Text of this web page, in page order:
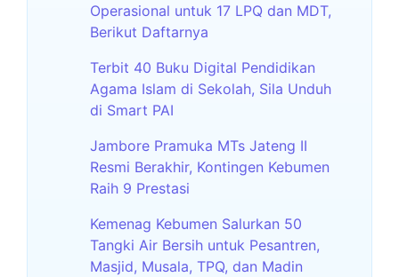
Operasional untuk 17 LPQ dan MDT,
Berikut Daftarnya
Terbit 40 Buku Digital Pendidikan
Agama Islam di Sekolah, Sila Unduh
di Smart PAI
Jambore Pramuka MTs Jateng II
Resmi Berakhir, Kontingen Kebumen
Raih 9 Prestasi
Kemenag Kebumen Salurkan 50
Tangki Air Bersih untuk Pesantren,
Masjid, Musala, TPQ, dan Madin